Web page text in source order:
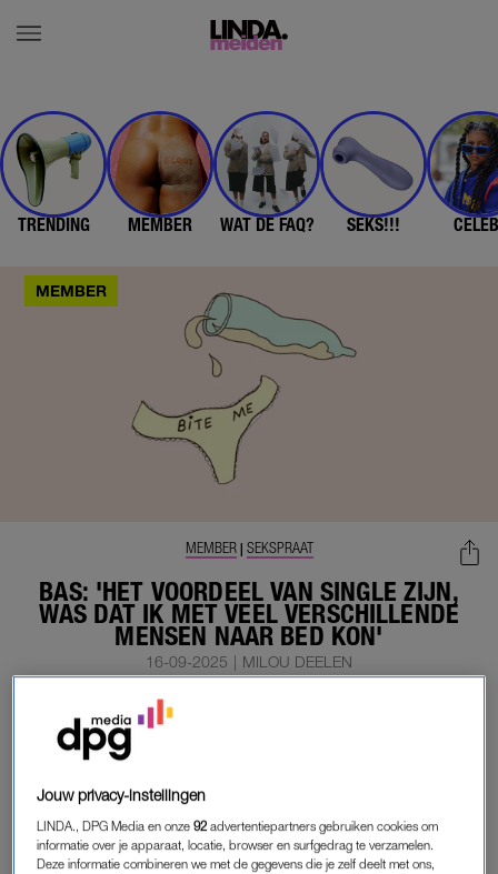
TRENDING MEMBER WAT DE FAQ? SEKS!!!
BAS: 'HET VOORDEEL VAN SINGLE ZIJN,
WAS DAT IK MET VEEL VERSCHILLENDE
MENSEN NAAR BED KON'
MEMBER| SEKSPRAAT
16-09-2025 | MILOU DEELEN
LEES VERDER ALS
MEMBER
Jouw privacy-instellingen
LINDA., DPG Media en onze92 advertentiepartners gebruiken cookies om
informatie over je apparaat, locatie, browser en surfgedrag te verzamelen.
Deze informatie combineren we met de gegevens die je zelf deelt met ons,